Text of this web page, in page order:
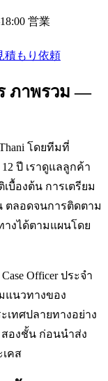
営業
積もり依頼
ภาพรวม —
โดยทีมที่
ปี เราดูแลลูกค้า
องต้น การเตรียม
ตลอดจนการติดตาม
างได้ตามแผนโดย
Officer ประจำ
แนวทางของ
เทศปลายทางอย่าง
สองชั้น ก่อนนำส่ง
คส